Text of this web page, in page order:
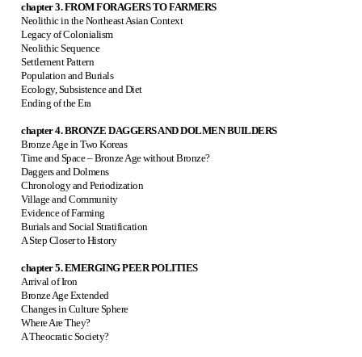
chapter 3. FROM FORAGERS TO FARMERS
Neolithic in the Northeast Asian Context
Legacy of Colonialism
Neolithic Sequence
Settlement Pattern
Population and Burials
Ecology, Subsistence and Diet
Ending of the Era
chapter 4. BRONZE DAGGERS AND DOLMEN BUILDERS
Bronze Age in Two Koreas
Time and Space – Bronze Age without Bronze?
Daggers and Dolmens
Chronology and Periodization
Village and Community
Evidence of Farming
Burials and Social Stratification
A Step Closer to History
chapter 5. EMERGING PEER POLITIES
Arrival of Iron
Bronze Age Extended
Changes in Culture Sphere
Where Are They?
A Theocratic Society?